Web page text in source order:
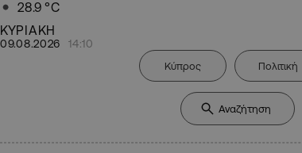
28.9 °C
ΚΥΡΙΑΚΗ
09.08.2026 14:10
Κύπρος Πολιτική